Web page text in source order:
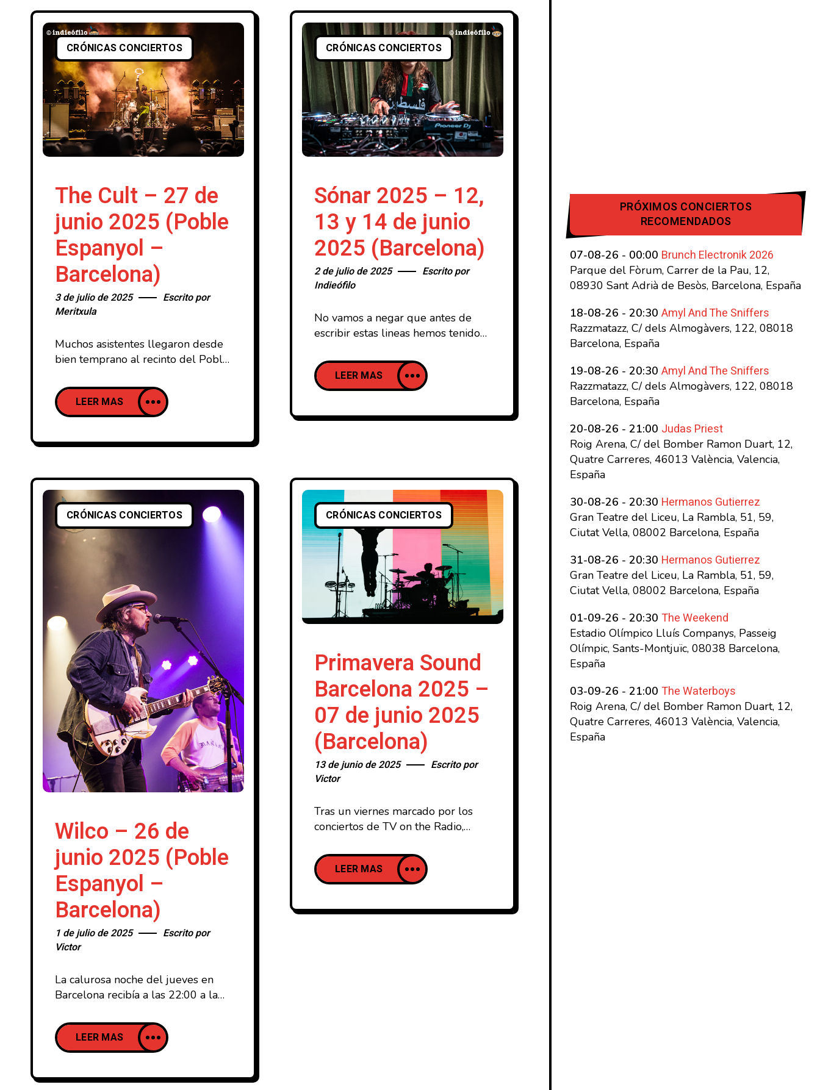
CRÓNICAS CONCIERTOS
The Cult – 27 de
junio 2025 (Poble
Espanyol –
Barcelona)
3 de julio de 2025
Escrito por
Meritxula
Muchos asistentes llegaron desde
bien temprano al recinto del Poble
negras de giras que mostraban
fechas de las últimas 4 décadas
para mostrar el tirón que los
nuestro país, sin importar el hecho
Madrid y Barcelona (En el caso de
LEER MAS
CRÓNICAS CONCIERTOS
Sónar 2025 – 12,
13 y 14 de junio
2025 (Barcelona)
2 de julio de 2025
Escrito por
Indieófilo
No vamos a negar que antes de
escribir estas lineas hemos tenido
gente que forma parte del
proyecto Indieófilo. Con todo el
debate acaecido en la prensa
inversión proisraelí KKR en la
LEER MAS
CRÓNICAS CONCIERTOS
Wilco – 26 de
junio 2025 (Poble
Espanyol –
Barcelona)
1 de julio de 2025
Escrito por
Victor
La calurosa noche del jueves en
Barcelona recibía a las 22:00 a la
conocida de la ciudad por la
cantidad de ocasiones en la que
han actuado (algunos incluso
mismo recinto en una de las
LEER MAS
CRÓNICAS CONCIERTOS
Primavera Sound
Barcelona 2025 –
07 de junio 2025
(Barcelona)
13 de junio de 2025
Escrito por
Victor
Tras un viernes marcado por los
conciertos de TV on the Radio,
Sagazan, el Primavera Sound 2025
afrontaba su última jornada en el
Parc del Fòrum con el nombre de
sobremanera en un cartel que
LEER MAS
PRÓXIMOS CONCIERTOS
RECOMENDADOS
07-08-26 - 00:00 Brunch Electronik 2026
Parque del Fòrum, Carrer de la Pau, 12,
08930 Sant Adrià de Besòs, Barcelona, España
18-08-26 - 20:30 Amyl And The Sniffers
Razzmatazz, C/ dels Almogàvers, 122, 08018
Barcelona, España
19-08-26 - 20:30 Amyl And The Sniffers
Razzmatazz, C/ dels Almogàvers, 122, 08018
Barcelona, España
20-08-26 - 21:00 Judas Priest
Roig Arena, C/ del Bomber Ramon Duart, 12,
Quatre Carreres, 46013 València, Valencia,
España
30-08-26 - 20:30 Hermanos Gutierrez
Gran Teatre del Liceu, La Rambla, 51, 59,
Ciutat Vella, 08002 Barcelona, España
31-08-26 - 20:30 Hermanos Gutierrez
Gran Teatre del Liceu, La Rambla, 51, 59,
Ciutat Vella, 08002 Barcelona, España
01-09-26 - 20:30 The Weekend
Estadio Olímpico Lluís Companys, Passeig
Olímpic, Sants-Montjuïc, 08038 Barcelona,
España
03-09-26 - 21:00 The Waterboys
Roig Arena, C/ del Bomber Ramon Duart, 12,
Quatre Carreres, 46013 València, Valencia,
España